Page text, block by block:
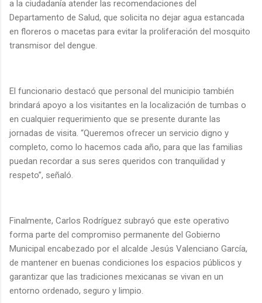
a la ciudadanía atender las recomendaciones del
Departamento de Salud, que solicita no dejar agua estancada
en floreros o macetas para evitar la proliferación del mosquito
transmisor del dengue.
El funcionario destacó que personal del municipio también
brindará apoyo a los visitantes en la localización de tumbas o
en cualquier requerimiento que se presente durante las
jornadas de visita. “Queremos ofrecer un servicio digno y
completo, como lo hacemos cada año, para que las familias
puedan recordar a sus seres queridos con tranquilidad y
respeto”, señaló.
Finalmente, Carlos Rodríguez subrayó que este operativo
forma parte del compromiso permanente del Gobierno
Municipal encabezado por el alcalde Jesús Valenciano García,
de mantener en buenas condiciones los espacios públicos y
garantizar que las tradiciones mexicanas se vivan en un
entorno ordenado, seguro y limpio.